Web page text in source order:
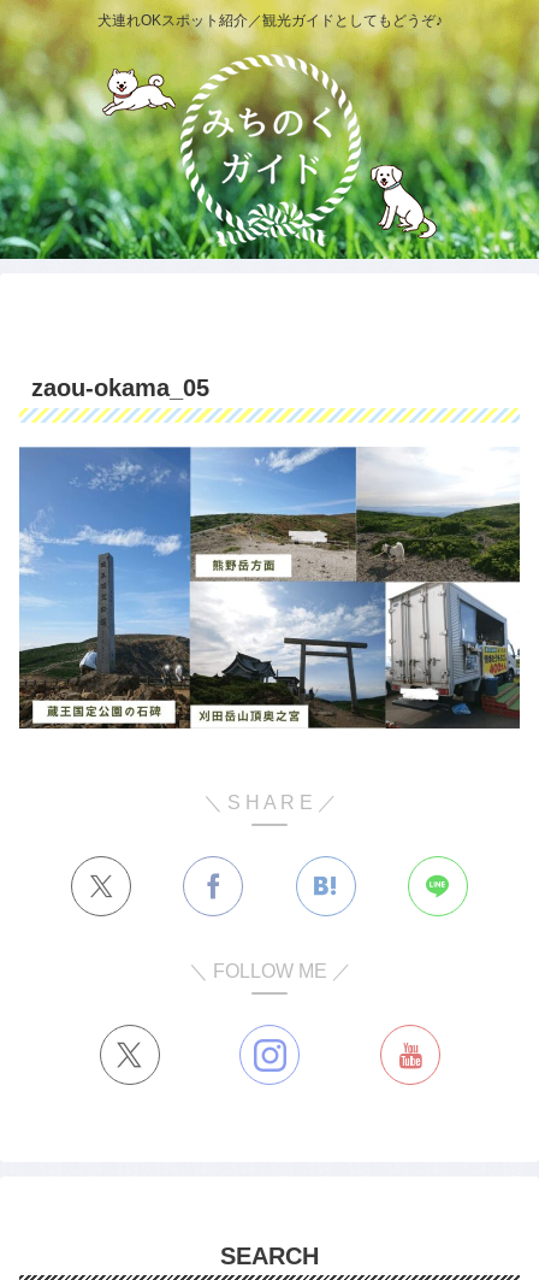
犬連れOKスポット紹介／観光ガイドとしてもどうぞ♪
zaou-okama_05
＼ S H A R E ／
＼ FOLLOW ME ／
SEARCH